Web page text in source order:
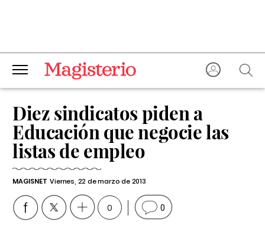
Diez sindicatos piden a
Educación que negocie las
listas de empleo
MAGISNET Viernes, 22 de marzo de 2013
0 0